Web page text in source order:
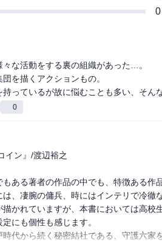
0
な活動をする裏の組織があった…。
を描くアクションもの。
っているが故に悩むことも多い、そん
0
イン』/渡辺裕之
ある著者の作品の中でも、特徴ある作
、凄腕の傭兵、時にはインテリで冷徹
かれていますが、本書においては高校
にも個性も感じます。
代から続く秘密結社である、守護六家